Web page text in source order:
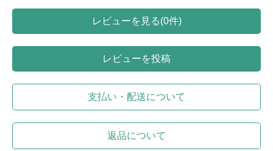
レビューを見る(0件)
レビューを投稿
支払い・配送について
返品について